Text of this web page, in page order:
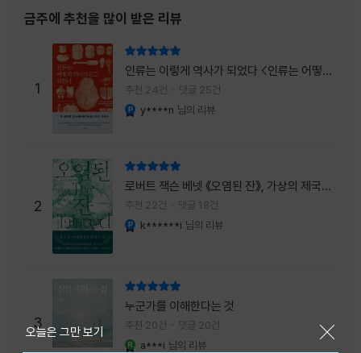
려는 걸까, 아니면 같이 논의를 하자는 걸까 고
개를 갸웃거리며 책을 펴들었다. * 틈만 나면
경적을 울리고 욕을 입에 달고 사는 선배와 일
하고 있는 하치. 히토미 클린이라는 청소업체
직원으로 일하는 그녀가 바라는 것은 그저 고요
한
금주에 추천을 많이 받은 리뷰
1
인류는 이렇게 역사가 되었다 <인류는 어떻게
역사가 되었나>
추천 24건 댓글 25건
y****n 님의 리뷰
2
로버트 잭슨 베넷 《오염된 잔》, 가상의 제국이
주는 실감과 미스터리 사건의 치밀함이 이루어
내는 최상의 시너지...
추천 22건 댓글 18건
k******i 님의 리뷰
3
누군가를 이해한다는 것
추천 20건 댓글 20건
a***i 님의 리뷰
오늘은 그만 보기